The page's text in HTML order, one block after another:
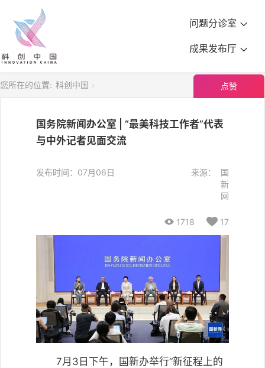
问题分诊室
成果发布厅
您所在的位置: 科创中国 点赞
国务院新闻办公室 | “最美科技工作者”代表
与中外记者见面交流
发布时间：07月06日 来源：
国
新
网
 17
 1718
7月3日下午，国新办举行“新征程上的